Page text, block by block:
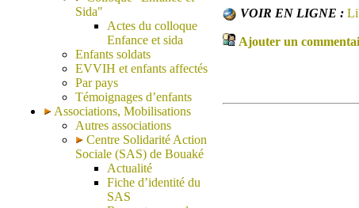
Sida"
Actes du colloque
Enfance et sida
Enfants soldats
EVVIH et enfants affectés
Par pays
Témoignages d’enfants
Associations, Mobilisations
Autres associations
Centre Solidarité Action
Sociale (SAS) de Bouaké
Actualité
Fiche d’identité du
SAS
VOIR EN LIGNE :
Ajouter un